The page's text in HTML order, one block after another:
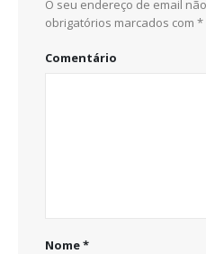
O seu endereço de email
obrigatórios marcados com *
Comentário
Nome*